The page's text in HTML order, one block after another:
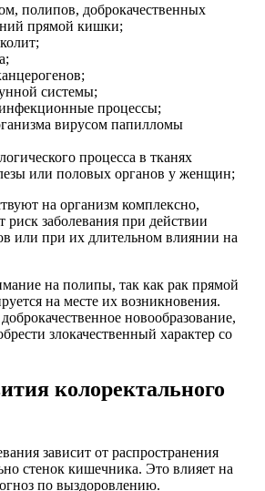
полипов, доброкачественных
прямой кишки;
системы;
процессы;
вирусом папилломы
процесса в тканях
или половых органов у женщин;
на организм комплексно,
риск заболевания при действии
или при их длительном влиянии на
на полипы, так как рак прямой
на месте их возникновения.
новообразование,
злокачественный характер со
колоректального
зависит от распространения
стенок кишечника. Это влияет на
по выздоровлению.